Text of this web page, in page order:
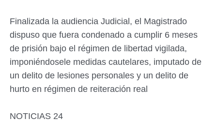
Finalizada la audiencia Judicial, el Magistrado
dispuso que fuera condenado a cumplir 6 meses
de prisión bajo el régimen de libertad vigilada,
imponiéndosele medidas cautelares, imputado de
un delito de lesiones personales y un delito de
hurto en régimen de reiteración real
NOTICIAS 24